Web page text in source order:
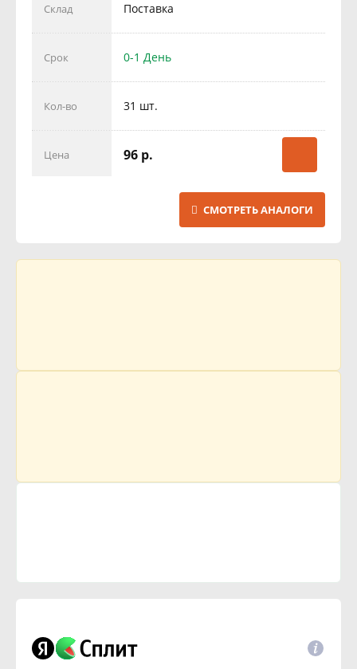
Склад Поставка
Срок 0-1 День
Кол-во 31 шт.
Цена 96 р.
СМОТРЕТЬ АНАЛОГИ